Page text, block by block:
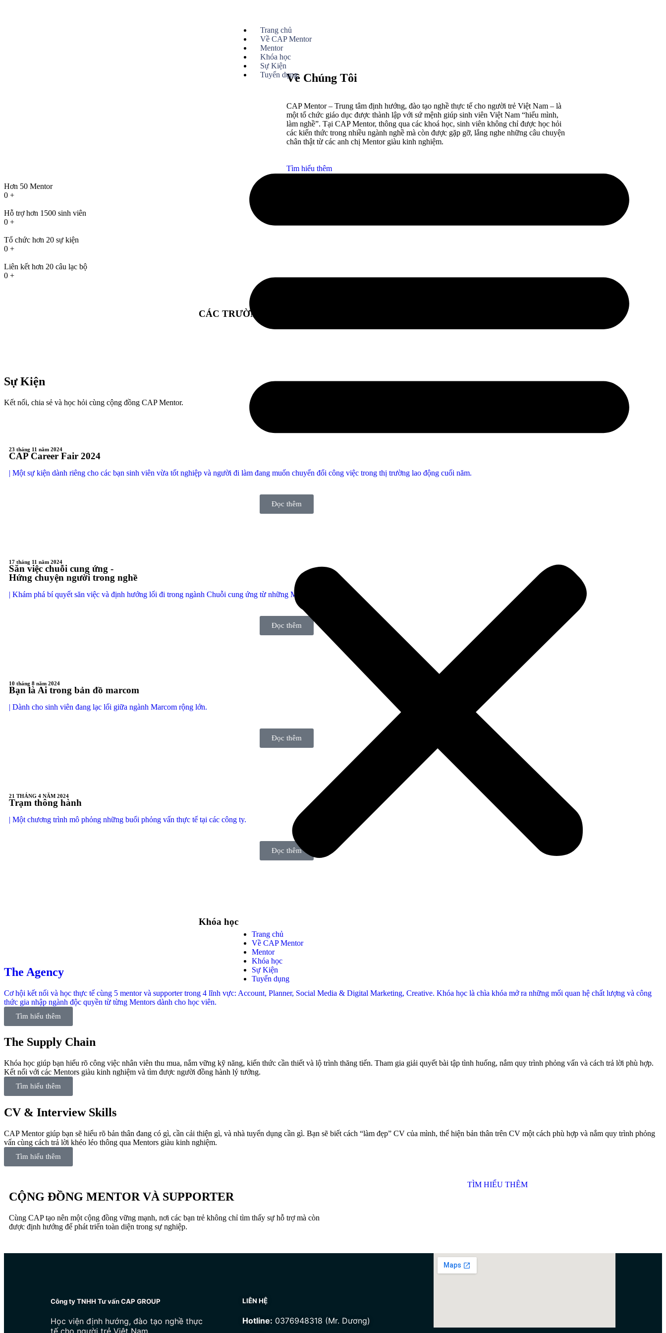
Trang chủ
Về CAP Mentor
Mentor
Khóa học
Sự Kiện
Tuyển dụng
Trang chủ
Về CAP Mentor
Mentor
Khóa học
Sự Kiện
Tuyển dụng
Về Chúng Tôi
CAP Mentor – Trung tâm định hướng, đào tạo nghề thực tế cho người trẻ Việt Nam – là
một tổ chức giáo dục được thành lập với sứ mệnh giúp sinh viên Việt Nam “hiểu mình,
làm nghề”. Tại CAP Mentor, thông qua các khoá học, sinh viên không chỉ được học hỏi
các kiến thức trong nhiều ngành nghề mà còn được gặp gỡ, lắng nghe những câu chuyện
chân thật từ các anh chị Mentor giàu kinh nghiệm.
Tìm hiểu thêm
Hơn 50 Mentor
0 +
Hỗ trợ hơn 1500 sinh viên
0 +
Tổ chức hơn 20 sự kiện
0 +
Liên kết hơn 20 câu lạc bộ
0 +
CÁC TRƯỜNG ĐỐI TÁC
Sự Kiện
Kết nối, chia sẻ và học hỏi cùng cộng đồng CAP Mentor.
23 tháng 11 năm 2024
CAP Career Fair 2024
| Một sự kiện dành riêng cho các bạn sinh viên vừa tốt nghiệp và người đi làm đang muốn chuyển đổi công việc trong thị trường lao động cuối năm.
Đọc thêm
17 tháng 11 năm 2024
Săn việc chuỗi cung ứng -
Hứng chuyện người trong nghề
| Khám phá bí quyết săn việc và định hướng lối đi trong ngành Chuỗi cung ứng từ những Mentor hàng đầu.
Đọc thêm
10 tháng 8 năm 2024
Bạn là Ai trong bản đồ marcom
| Dành cho sinh viên đang lạc lối giữa ngành Marcom rộng lớn.
Đọc thêm
21 THÁNG 4 NĂM 2024
Trạm thông hành
| Một chương trình mô phỏng những buổi phỏng vấn thực tế tại các công ty.
Đọc thêm
Khóa học
The Agency
Cơ hội kết nối và học thực tế cùng 5 mentor và supporter trong 4 lĩnh vực: Account, Planner, Social Media & Digital Marketing, Creative. Khóa học là chìa khóa mở ra những mối quan hệ chất lượng và công
thức gia nhập ngành độc quyền từ từng Mentors dành cho học viên.
Tìm hiểu thêm
The Supply Chain
Khóa học giúp bạn hiểu rõ công việc nhân viên thu mua, nắm vững kỹ năng, kiến thức cần thiết và lộ trình thăng tiến. Tham gia giải quyết bài tập tình huống, nắm quy trình phỏng vấn và cách trả lời phù hợp.
Kết nối với các Mentors giàu kinh nghiệm và tìm được người đồng hành lý tưởng.
Tìm hiểu thêm
CV & Interview Skills
CAP Mentor giúp bạn sẽ hiểu rõ bản thân đang có gì, cần cải thiện gì, và nhà tuyển dụng cần gì. Bạn sẽ biết cách “làm đẹp” CV của mình, thể hiện bản thân trên CV một cách phù hợp và nắm quy trình phỏng
vấn cùng cách trả lời khéo léo thông qua Mentors giàu kinh nghiệm.
Tìm hiểu thêm
CỘNG ĐỒNG MENTOR VÀ SUPPORTER
Cùng CAP tạo nên một cộng đồng vững mạnh, nơi các bạn trẻ không chỉ tìm thấy sự hỗ trợ mà còn
được định hướng để phát triển toàn diện trong sự nghiệp.
TÌM HIỂU THÊM
Công ty TNHH Tư vấn CAP GROUP
Học viện định hướng, đào tạo nghề thực
LIÊN HỆ
Hotline: 0376948318 (Mr. Dương)